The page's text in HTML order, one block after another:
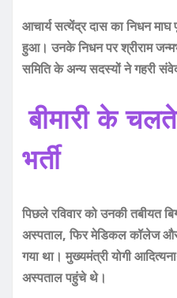
आचार्य सत्येंद्र दास का निधन
हुआ। उनके निधन पर श्रीराम
समिति के अन्य सदस्यों ने गहरी
बीमारी के
भर्ती
पिछले रविवार को उनकी तबीयत
अस्पताल, फिर मेडिकल कॉलेज और
गया था। मुख्यमंत्री योगी
अस्पताल पहुंचे थे।